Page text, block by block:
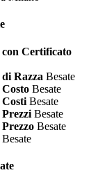
con Certificato
Razza Besate
Besate
Costi Besate
Besate
Besate
Besate